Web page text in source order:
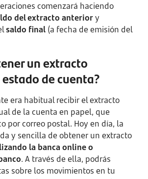
comenzará haciendo
del extracto anteriory
saldo final (a fecha de emisión del
un extracto
de cuenta?
era habitual recibir el extracto
de la cuenta en papel, que
por correo postal. Hoy en día, la
y sencilla de obtener un extracto
la banca online o
. A través de ella, podrás
sobre los movimientos en tu